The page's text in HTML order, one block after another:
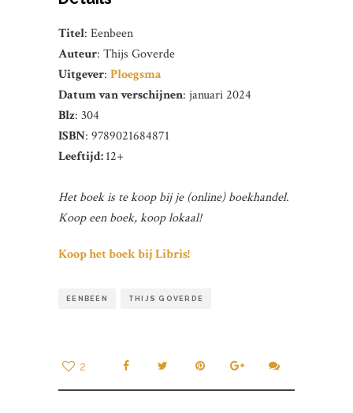
Titel: Eenbeen
Auteur: Thijs Goverde
Uitgever: Ploegsma
Datum van verschijnen: januari 2024
Blz: 304
ISBN: 9789021684871
Leeftijd:12+
Het boek is te koop bij je (online) boekhandel.
Koop een boek, koop lokaal!
Koop het boek bij Libris!
EENBEEN THIJS GOVERDE
2